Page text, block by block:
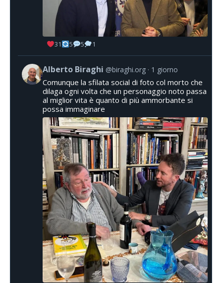
31 5 5 1
Alberto Biraghi @biraghi.org 1 giorno
Comunque la sfilata social di foto col morto che
dilaga ogni volta che un personaggio noto passa
al miglior vita è quanto di più ammorbante si
possa immaginare